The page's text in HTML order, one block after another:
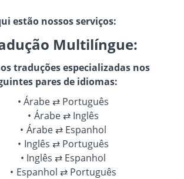
estão nossos serviços:
Multilíngue:
traduções especializadas nos
pares de idiomas:
Árabe ⇄ Português
Árabe ⇄ Inglês
Árabe ⇄ Espanhol
Inglês ⇄ Português
Inglês ⇄ Espanhol
Espanhol ⇄ Português